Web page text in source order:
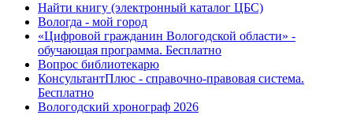
Найти книгу (электронный каталог ЦБС)
Вологда - мой город
«Цифровой гражданин Вологодской области» -
обучающая программа. Бесплатно
Вопрос библиотекарю
КонсультантПлюс - справочно-правовая система.
Бесплатно
Вологодский хронограф 2026